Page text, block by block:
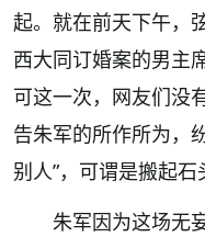
起。就在前天下午，
西大同订婚案的男主
可这一次，网友们没
告朱军的所作所为，
别人”，可谓是搬起石
朱军因为这场无